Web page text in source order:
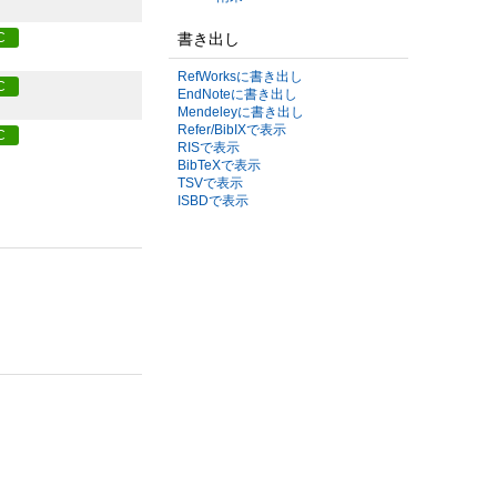
書き出し
RefWorksに書き出し
EndNoteに書き出し
Mendeleyに書き出し
Refer/BibIXで表示
RISで表示
BibTeXで表示
TSVで表示
ISBDで表示